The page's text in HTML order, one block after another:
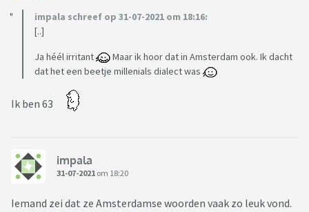
impala schreef op 31-07-2021 om 18:16:
[..]
Ja héél irritant
Maar ik hoor dat in Amsterdam ook. Ik dacht
dat het een beetje millenials dialect was
Ik ben 63
impala
31-07-2021 om 18:20
Iemand zei dat ze Amsterdamse woorden vaak zo leuk vond.